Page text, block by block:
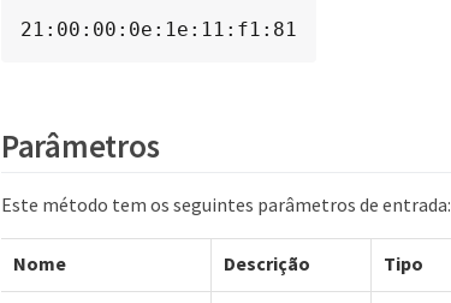
21:00:00:0e:1e:11:f1:81
Parâmetros
Este método tem os seguintes parâmetros de entrada:
Nome Descrição Tipo